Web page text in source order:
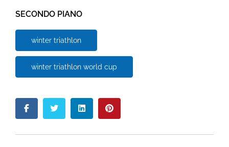
SECONDO PIANO
winter triathlon
winter triathlon world cup